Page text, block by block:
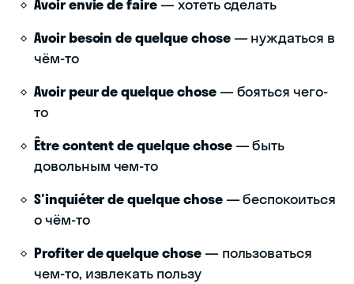
Avoir envie de faire— хотеть сделать
Avoir besoin de quelque chose— нуждаться в
чём-то
Avoir peur de quelque chose— бояться чего-
то
Être content de quelque chose— быть
довольным чем-то
S'inquiéter de quelque chose— беспокоиться
о чём-то
Profiter de quelque chose— пользоваться
чем-то, извлекать пользу